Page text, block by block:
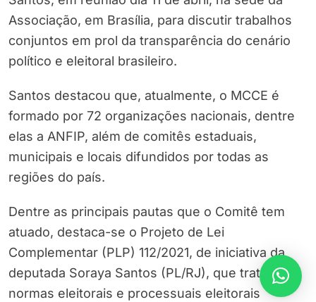
Associação, em Brasília, para discutir trabalhos
conjuntos em prol da transparência do cenário
político e eleitoral brasileiro.
Santos destacou que, atualmente, o MCCE é
formado por 72 organizações nacionais, dentre
elas a ANFIP, além de comitês estaduais,
municipais e locais difundidos por todas as
regiões do país.
Dentre as principais pautas que o Comitê tem
atuado, destaca-se o Projeto de Lei
Complementar (PLP) 112/2021, de iniciativa da
deputada Soraya Santos (PL/RJ), que trata das
normas eleitorais e processuais eleitorais